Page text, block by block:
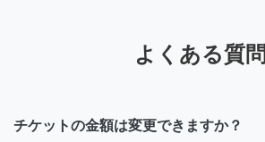
よくある質問
チケットの金額は変更できますか？